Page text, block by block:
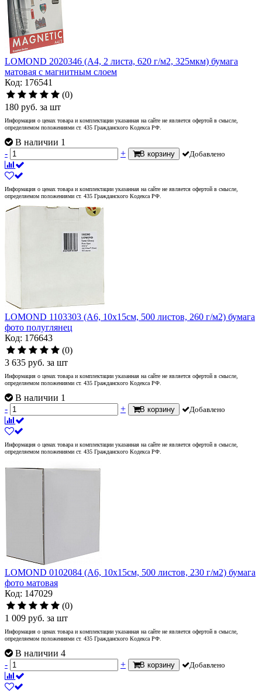
LOMOND 2020346 (A4, 2 листа, 620 г/м2, 325мкм) бумага
матовая с магнитным слоем
Код: 176541
(0)
180 руб. за шт
Информация о ценах товара и комплектации указанная на сайте не является офертой в смысле,
определяемом положениями ст. 435 Гражданского Кодекса РФ.
В наличии 1
-
+ В корзину Добавлено
Информация о ценах товара и комплектации указанная на сайте не является офертой в смысле,
определяемом положениями ст. 435 Гражданского Кодекса РФ.
LOMOND 1103303 (A6, 10x15см, 500 листов, 260 г/м2) бумага
фото полуглянец
Код: 176643
(0)
3 635 руб. за шт
Информация о ценах товара и комплектации указанная на сайте не является офертой в смысле,
определяемом положениями ст. 435 Гражданского Кодекса РФ.
В наличии 1
-
+ В корзину Добавлено
Информация о ценах товара и комплектации указанная на сайте не является офертой в смысле,
определяемом положениями ст. 435 Гражданского Кодекса РФ.
LOMOND 0102084 (A6, 10x15см, 500 листов, 230 г/м2) бумага
фото матовая
Код: 147029
(0)
1 009 руб. за шт
Информация о ценах товара и комплектации указанная на сайте не является офертой в смысле,
определяемом положениями ст. 435 Гражданского Кодекса РФ.
В наличии 4
-
+ В корзину Добавлено